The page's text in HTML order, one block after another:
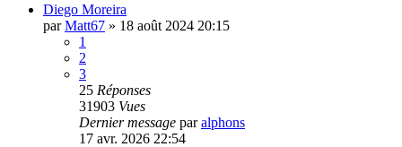
Diego Moreira
parMatt67 » 18 août 2024 20:15
1
2
3
25 Réponses
31903 Vues
Dernier message paralphons
17 avr. 2026 22:54